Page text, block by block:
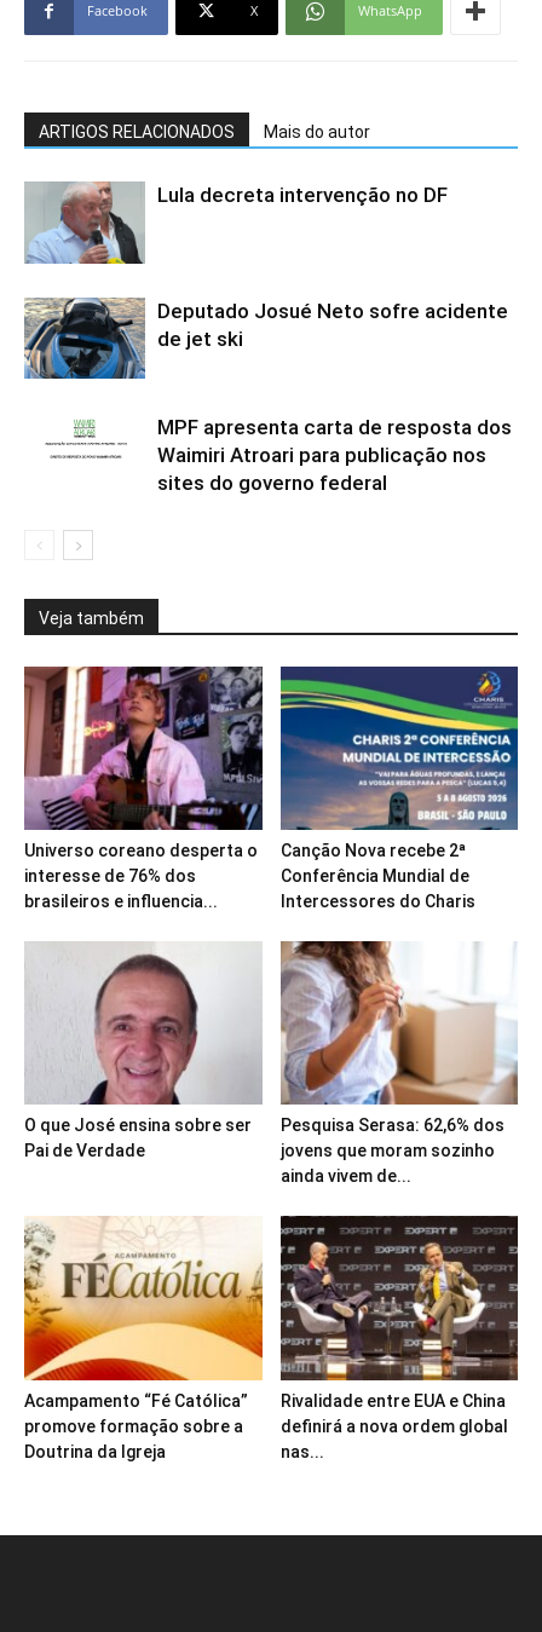
Facebook X WhatsApp
ARTIGOS RELACIONADOS Mais do autor
Lula decreta intervenção no DF
Deputado Josué Neto sofre acidente
de jet ski
MPF apresenta carta de resposta dos
Waimiri Atroari para publicação nos
sites do governo federal
Veja também
Universo coreano desperta o
interesse de 76% dos
brasileiros e influencia...
Canção Nova recebe 2ª
Conferência Mundial de
Intercessores do Charis
O que José ensina sobre ser
Pai de Verdade
Pesquisa Serasa: 62,6% dos
jovens que moram sozinho
ainda vivem de...
Acampamento “Fé Católica”
promove formação sobre a
Doutrina da Igreja
Rivalidade entre EUA e China
definirá a nova ordem global
nas...